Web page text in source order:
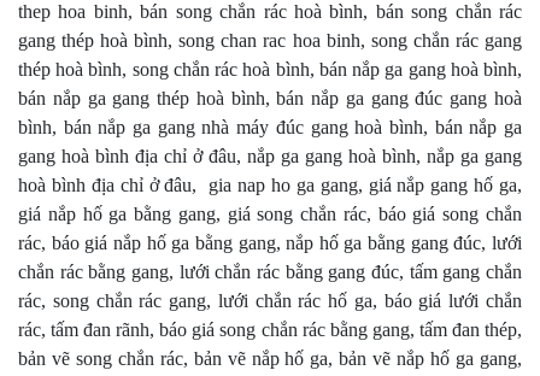
thep hoa binh, bán song chắn rác hoà bình, bán song chắn rác
gang thép hoà bình, song chan rac hoa binh, song chắn rác gang
thép hoà bình, song chắn rác hoà bình, bán nắp ga gang hoà bình,
bán nắp ga gang thép hoà bình, bán nắp ga gang đúc gang hoà
bình, bán nắp ga gang nhà máy đúc gang hoà bình, bán nắp ga
gang hoà bình địa chỉ ở đâu, nắp ga gang hoà bình, nắp ga gang
hoà bình địa chỉ ở đâu, gia nap ho ga gang, giá nắp gang hố ga,
giá nắp hố ga bằng gang, giá song chắn rác, báo giá song chắn
rác, báo giá nắp hố ga bằng gang, nắp hố ga bằng gang đúc, lưới
chắn rác bằng gang, lưới chắn rác bằng gang đúc, tấm gang chắn
rác, song chắn rác gang, lưới chắn rác hố ga, báo giá lưới chắn
rác, tấm đan rãnh, báo giá song chắn rác bằng gang, tấm đan thép,
bản vẽ song chắn rác, bản vẽ nắp hố ga, bản vẽ nắp hố ga gang,